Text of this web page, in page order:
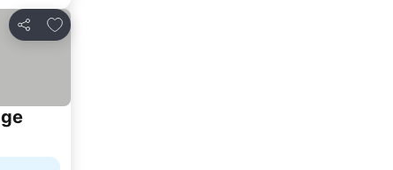
Teilen
Zu Favoriten hinzufügen